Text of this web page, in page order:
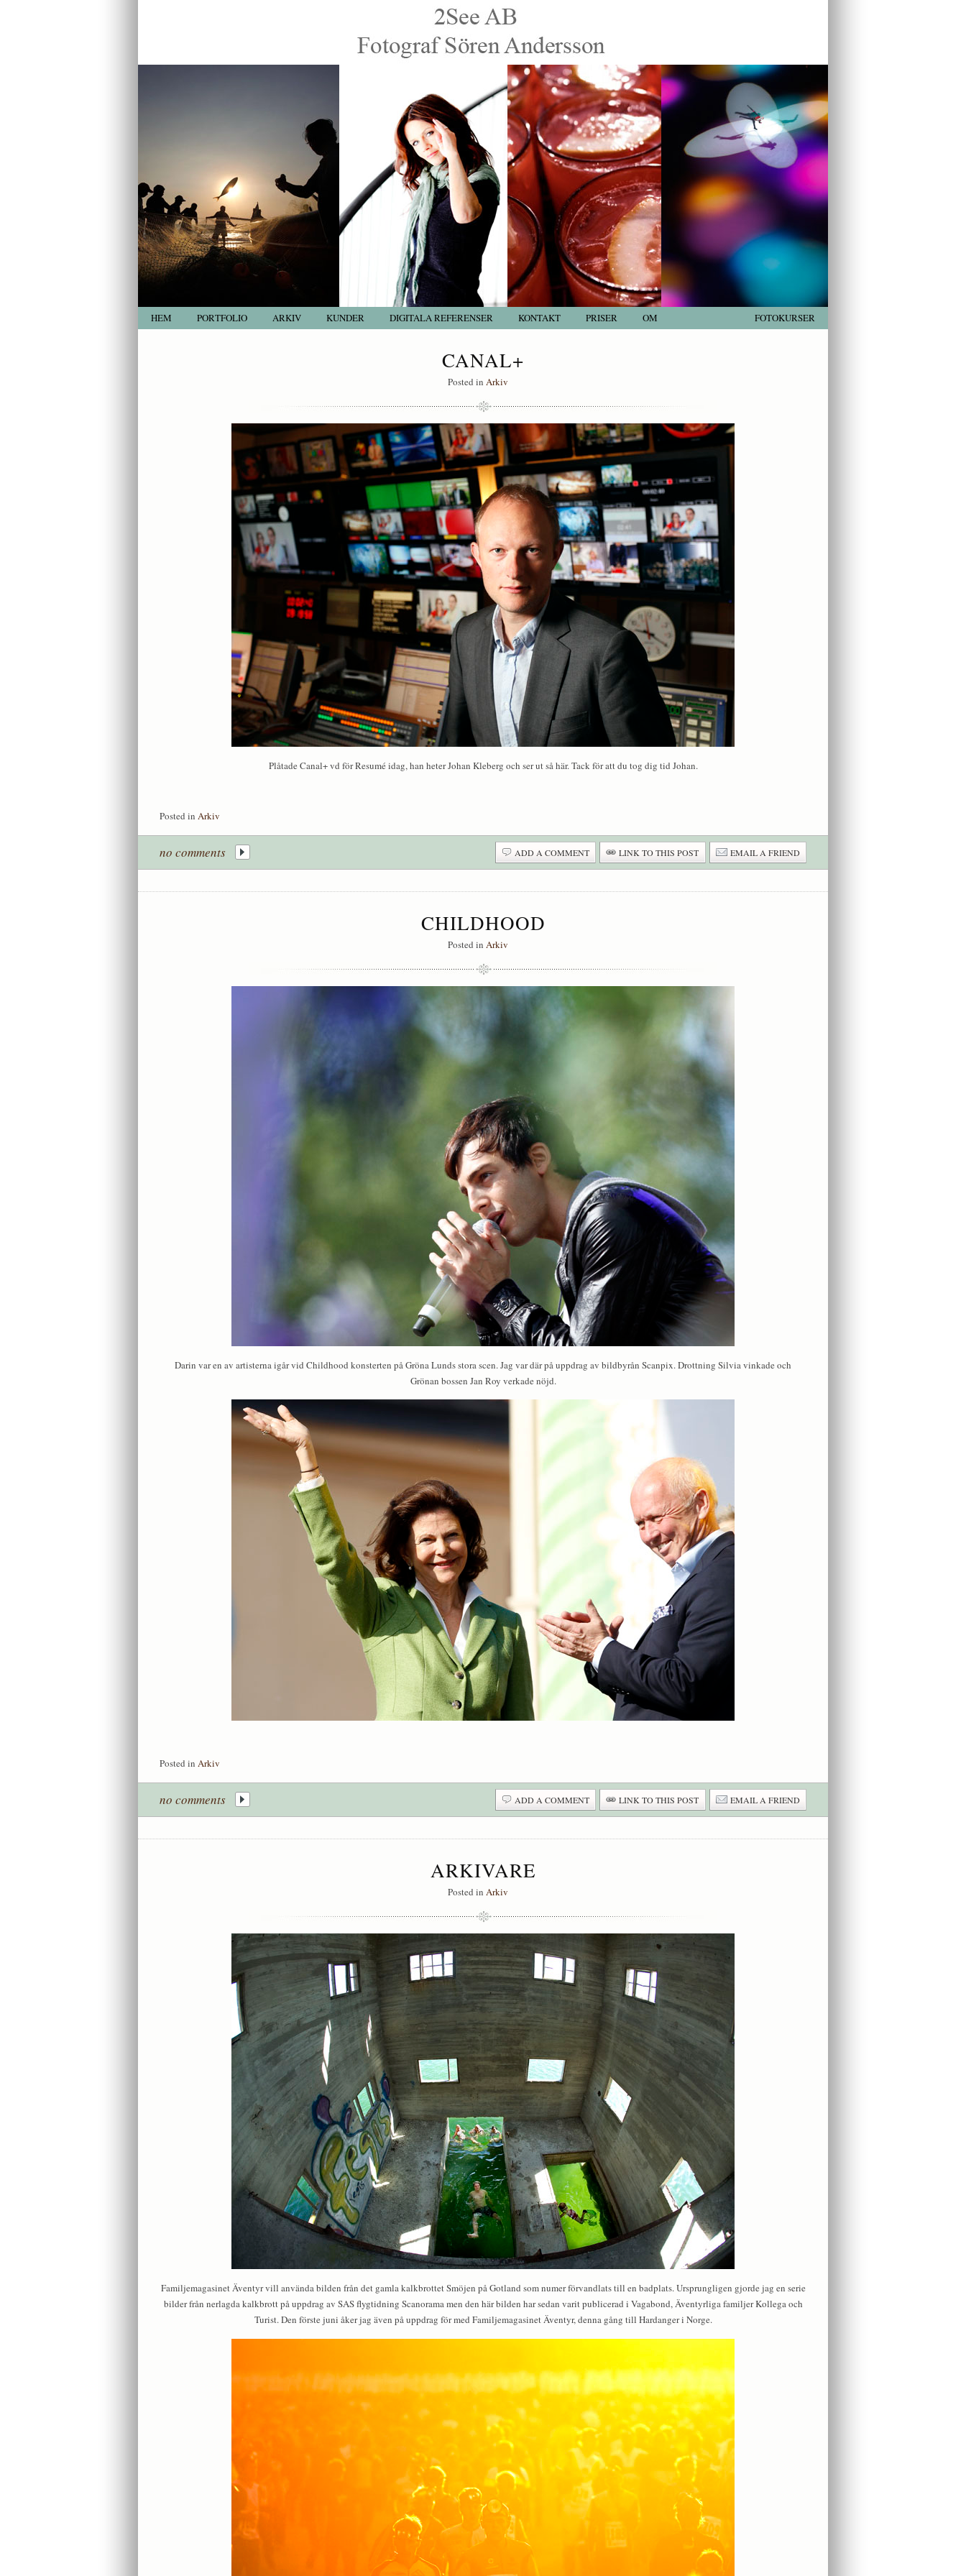
HEM PORTFOLIO ARKIV KUNDER DIGITALA REFERENSER KONTAKT PRISER OM FOTOKURSER
CANAL+
Posted in Arkiv
Plåtade Canal+ vd för Resumé idag, han heter Johan Kleberg och ser ut så här. Tack för att du tog dig tid Johan.
Posted in Arkiv
no comments ADD A COMMENT LINK TO THIS POST EMAIL A FRIEND
CHILDHOOD
Posted in Arkiv
Darin var en av artisterna igår vid Childhood konsterten på Gröna Lunds stora scen. Jag var där på uppdrag av bildbyrån Scanpix. Drottning Silvia vinkade och
Grönan bossen Jan Roy verkade nöjd.
Posted in Arkiv
no comments ADD A COMMENT LINK TO THIS POST EMAIL A FRIEND
ARKIVARE
Posted in Arkiv
Familjemagasinet Äventyr vill använda bilden från det gamla kalkbrottet Smöjen på Gotland som numer förvandlats till en badplats. Ursprungligen gjorde jag en serie
bilder från nerlagda kalkbrott på uppdrag av SAS flygtidning Scanorama men den här bilden har sedan varit publicerad i Vagabond, Äventyrliga familjer Kollega och
Turist. Den förste juni åker jag även på uppdrag för med Familjemagasinet Äventyr, denna gång till Hardanger i Norge.